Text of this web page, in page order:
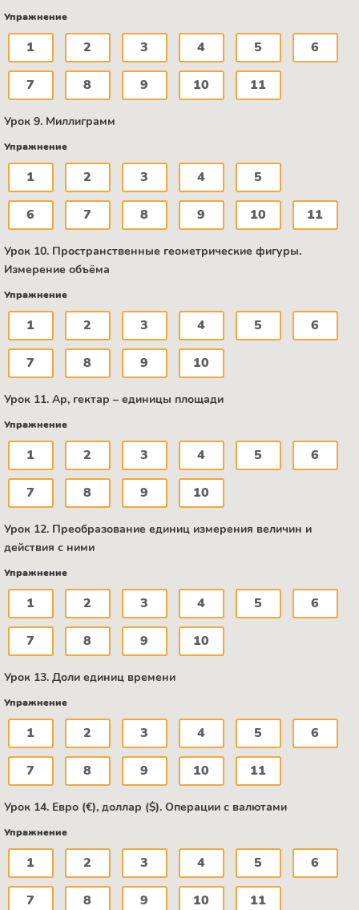
Упражнение
1 2 3 4 5 6
7 8 9 10 11
Урок 9. Миллиграмм
Упражнение
1 2 3 4 5
6 7 8 9 10 11
Урок 10. Пространственные геометрические фигуры.
Измерение объёма
Упражнение
1 2 3 4 5 6
7 8 9 10
Урок 11. Ар, гектар – единицы площади
Упражнение
1 2 3 4 5 6
7 8 9 10
Урок 12. Преобразование единиц измерения величин и
действия с ними
Упражнение
1 2 3 4 5 6
7 8 9 10
Урок 13. Доли единиц времени
Упражнение
1 2 3 4 5 6
7 8 9 10 11
Урок 14. Евро (€), доллар ($). Операции с валютами
Упражнение
1 2 3 4 5 6
7 8 9 10 11